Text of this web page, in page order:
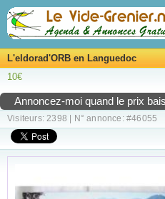
L'eldorad'ORB en Languedoc
10€
Annoncez-moi quand le prix
Visiteurs: 2398 | N° annonce: #46055